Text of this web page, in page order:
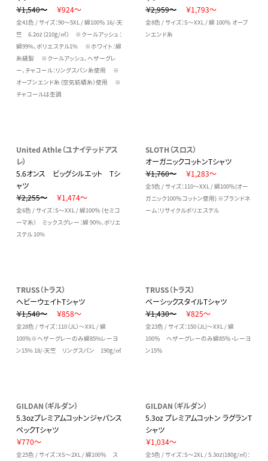
￥1,540～
￥924～
全41色 / サイズ：90～5XL / 綿100％ 16/-天
竺 6.2oz（210g/㎡） ※クールアッシュ：
綿99%、ポリエステル1% ※ホワイト：綿
糸縫製 ※クールアッシュ、ヘザーグレ
ー、チャコール：リングスパン糸使用 ※
オープンエンド糸（空気紡績糸）使用 ※
チャコールは杢調
￥2,959～
￥1,793～
全8色 / サイズ：S～XXL / 綿 100％ オープ
ンエンド糸
United Athle（ユナイテッドアス
レ）
5.6オンス ビッグシルエット Tシ
ャツ
￥2,255～
￥1,474～
全6色 / サイズ：S～XXL / 綿100％（セミコ
ーマ糸） ミックスグレー：綿 90%、ポリエ
ステル 10%
SLOTH（スロス）
オーガニックコットンTシャツ
￥1,760～
￥1,283～
全5色 / サイズ：110～XXL / 綿100％(オー
ガニック100％コットン使用) ※ブランドネ
ーム：リサイクルポリエステル
TRUSS（トラス）
ヘビーウェイトTシャツ
￥1,540～
￥858～
全28色 / サイズ：110（JL）～XXL / 綿
100％※ヘザーグレーのみ綿85%レーヨ
ン15% 18/-天竺 リングスパン 190g/㎡
TRUSS（トラス）
ベーシックスタイルTシャツ
￥1,430～
￥825～
全23色 / サイズ：150（JL)～XXL / 綿
100％ ヘザーグレーのみ綿85％・レーヨ
ン15％
GILDAN（ギルダン）
5.3ozプレミアムコットンジャパンス
ペックTシャツ
￥770～
全25色 / サイズ：XS～2XL / 綿100％ ス
GILDAN（ギルダン）
5.3oz プレミアムコットン ラグランT
シャツ
￥1,034～
全5色 / サイズ：S～2XL / 5.3oz(180g/㎡)：